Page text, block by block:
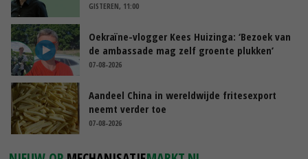
GISTEREN, 11:00
Oekraïne-vlogger Kees Huizinga: ‘Bezoek van
de ambassade mag zelf groente plukken’
07-08-2026
Aandeel China in wereldwijde fritesexport
neemt verder toe
07-08-2026